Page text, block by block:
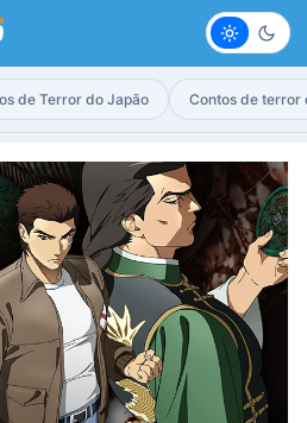
Claro
de Terror do Japão Contos de terror